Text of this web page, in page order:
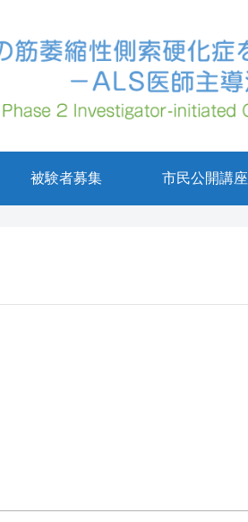
被験者募集 市民公開講座